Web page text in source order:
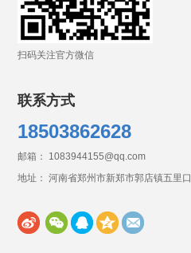
扫码关注官方微信
联系方式
18503862628
邮箱： 1083944155@qq.com
地址： 河南省郑州市新郑市郭店镇五里口